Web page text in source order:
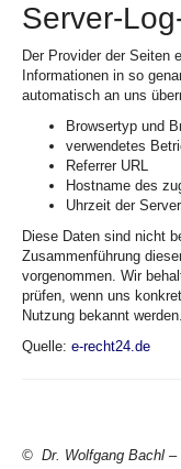
Server-
Der Provider der Seiten
Informationen in so
automatisch an uns
Browsertyp und
verwendetes
Referrer URL
Hostname des
Uhrzeit der
Diese Daten sind nicht
Zusammenführung
vorgenommen. Wir
prüfen, wenn uns
Nutzung bekannt werden.
Quelle: e-recht24.de
© Dr. Wolfgang Bachl –